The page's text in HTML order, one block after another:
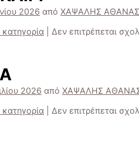
2026 από ΧΑΨΑΛΗΣ
Δεν επιτρέπεται
2026 από ΧΑΨΑΛΗΣ
Δεν επιτρέπεται